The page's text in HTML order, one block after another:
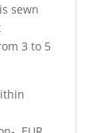
sewn
3 to 5